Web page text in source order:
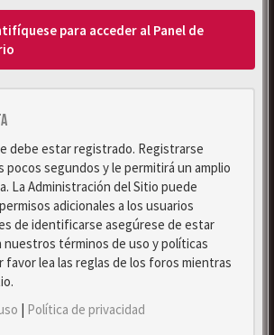
para acceder al Panel de
debe estar registrado. Registrarse
pocos segundos y le permitirá un amplio
La Administración del Sitio puede
adicionales a los usuarios
de identificarse asegúrese de estar
nuestros términos de uso y políticas
favor lea las reglas de los foros mientras
| Política de privacidad